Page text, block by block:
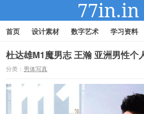
首页 设计素材 数字艺术 学习资料
杜达雄M1魔男志 王瀚 亚洲男性个
分类： 男体写真